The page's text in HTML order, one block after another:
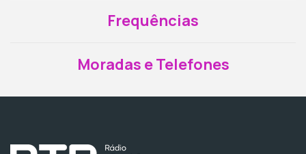
Frequências
Moradas e Telefones